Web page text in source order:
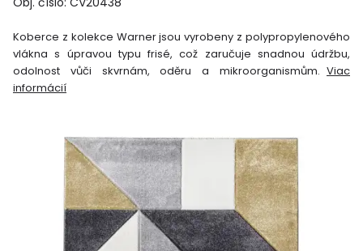
Koberce z kolekce Warner jsou vyrobeny z polypropylenového
vlákna s úpravou typu frisé, což zaručuje snadnou údržbu,
odolnost vůči skvrnám, oděru a mikroorganismům. Viac
informácií